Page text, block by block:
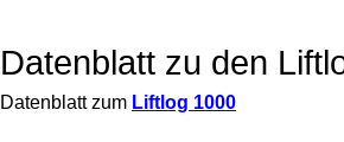
Datenblatt zu den
Datenblatt zum Liftlog 1000